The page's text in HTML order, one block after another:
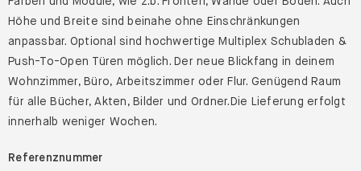
Höhe und Breite sind beinahe ohne Einschränkungen
anpassbar. Optional sind hochwertige Multiplex Schubladen &
Push-To-Open Türen möglich. Der neue Blickfang in deinem
Wohnzimmer, Büro, Arbeitszimmer oder Flur. Genügend Raum
für alle Bücher, Akten, Bilder und Ordner.Die Lieferung erfolgt
innerhalb weniger Wochen.
Referenznummer